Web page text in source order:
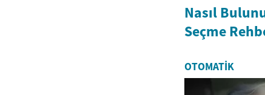
Nasıl
Seçme
OTOMATIK